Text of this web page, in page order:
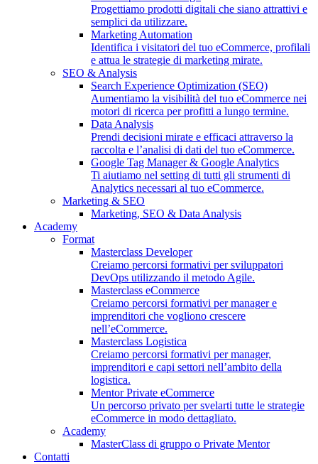
Progettiamo prodotti digitali che siano attrattivi e
semplici da utilizzare.
Marketing Automation
Identifica i visitatori del tuo eCommerce, profilali
e attua le strategie di marketing mirate.
SEO & Analysis
Search Experience Optimization (SEO)
Aumentiamo la visibilità del tuo eCommerce nei
motori di ricerca per profitti a lungo termine.
Data Analysis
Prendi decisioni mirate e efficaci attraverso la
raccolta e l’analisi di dati del tuo eCommerce.
Google Tag Manager & Google Analytics
Ti aiutiamo nel setting di tutti gli strumenti di
Analytics necessari al tuo eCommerce.
Marketing & SEO
Marketing, SEO & Data Analysis
Academy
Format
Masterclass Developer
Creiamo percorsi formativi per sviluppatori
DevOps utilizzando il metodo Agile.
Masterclass eCommerce
Creiamo percorsi formativi per manager e
imprenditori che vogliono crescere
nell’eCommerce.
Masterclass Logistica
Creiamo percorsi formativi per manager,
imprenditori e capi settori nell’ambito della
logistica.
Mentor Private eCommerce
Un percorso privato per svelarti tutte le strategie
eCommerce in modo dettagliato.
Academy
MasterClass di gruppo o Private Mentor
Contatti